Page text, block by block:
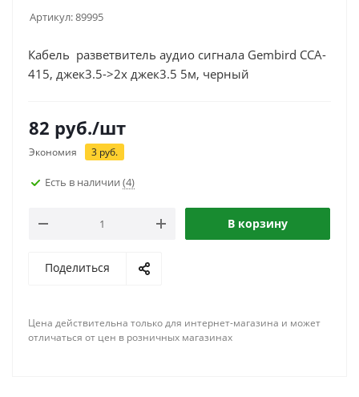
Артикул:89995
Кабель разветвитель аудио сигнала Gembird CCA-
415, джек3.5->2х джек3.5 5м, черный
82 руб./шт
Экономия 3 руб.
Есть в наличии (4)
В корзину
Поделиться
Цена действительна только для интернет-магазина и может
отличаться от цен в розничных магазинах